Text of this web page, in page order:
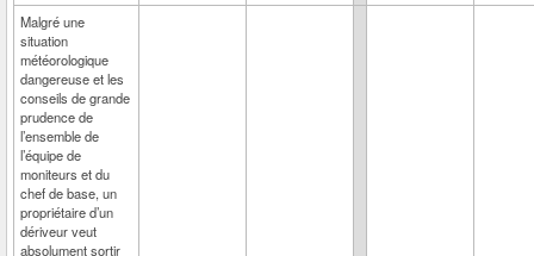
Malgré une
situation
météorologique
dangereuse et les
conseils de grande
prudence de
l’ensemble de
l’équipe de
moniteurs et du
chef de base, un
propriétaire d’un
dériveur veut
absolument sortir